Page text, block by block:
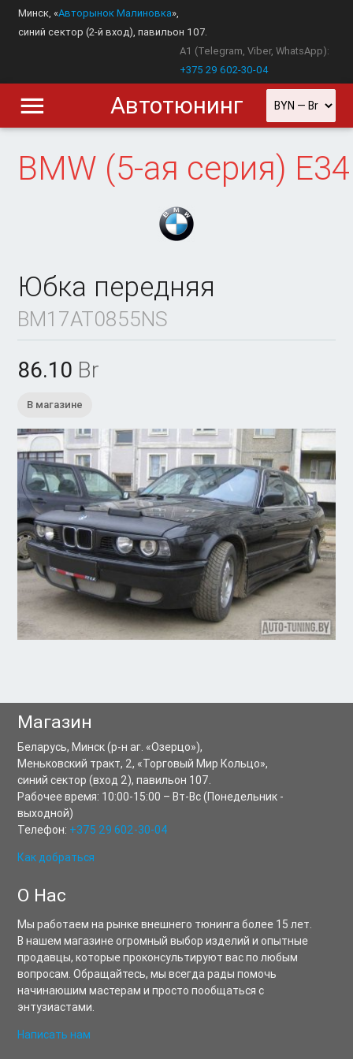
Минск, «Авторынок Малиновка»,
синий сектор (2-й вход), павильон 107.
A1 (Telegram, Viber, WhatsApp):
+375 29 602-30-04
Автотюнинг
BMW (5-ая серия) E34
Юбка передняя
BM17AT0855NS
86.10 Br
В магазине
Магазин
Беларусь,Минск(р-н аг. «Озерцо»),
Меньковский тракт, 2, «Торговый Мир Кольцо»,
синий сектор (вход 2), павильон 107.
Рабочее время: 10:00-15:00 –Вт-Вс(Понедельник -
выходной)
Телефон: +375 29 602-30-04
Как добраться
О Нас
Мы работаем на рынке внешнего тюнинга более 15 лет.
В нашем магазине огромный выбор изделий и опытные
продавцы, которые проконсультируют вас по любым
вопросам. Обращайтесь, мы всегда рады помочь
начинаюшим мастерам и просто пообщаться с
энтузиастами.
Написать нам